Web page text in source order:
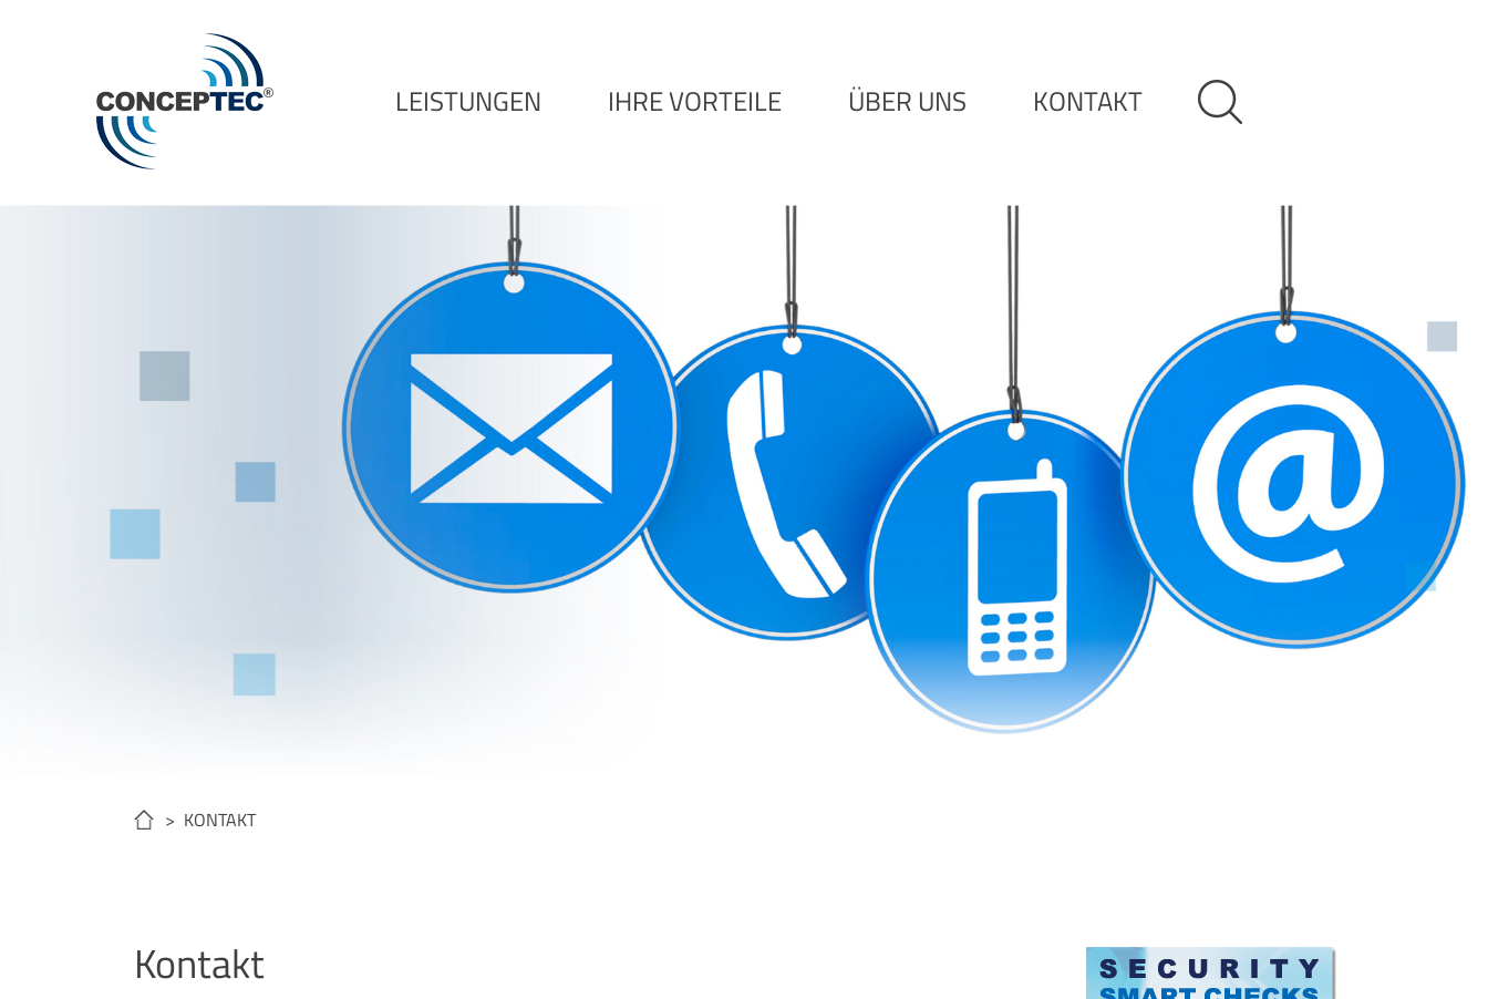
LEISTUNGEN IHRE VORTEILE ÜBER UNS KONTAKT
> KONTAKT
Kontakt